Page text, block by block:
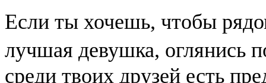
Если ты хочешь, чтобы
лучшая девушка, оглянись
среди твоих друзей есть